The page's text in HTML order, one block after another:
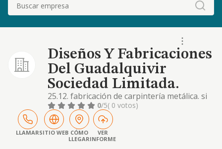
Diseños Y Fabricaciones
Del Guadalquivir
Sociedad Limitada.
25.12. fabricación de carpintería metálica. si
alguna de las actividades elegidas fuera de
carácter profesional, la sociedad la ejercerá
como mera intermediadora entre el
profesional prestador del servicio y
consumidor
0/5( 0 votos)
LLAMARSITIO WEB CÓMO
LLEGAR
VER
INFORME